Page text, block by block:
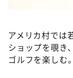
アメリカ村では
ショップを覗き
ゴルフを楽しむ。